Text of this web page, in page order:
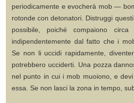
periodicamente e evocherà mob —
rotonde con detonatori. Distruggi
possibile, poiché compaiono circa
indipendentemente dal fatto che i
Se non li uccidi rapidamente,
potrebbero ucciderti. Una pozza
nel punto in cui i mob muoiono, e
essa. Se non lasci la zona in tempo,